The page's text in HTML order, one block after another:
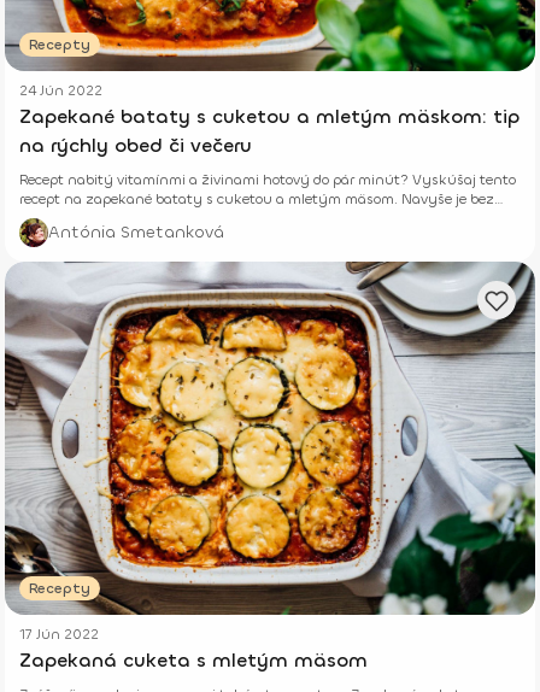
Recepty
24 Jún 2022
Zapekané bataty s cuketou a mletým mäskom: tip
na rýchly obed či večeru
Recept nabitý vitamínmi a živinami hotový do pár minút? Vyskúšaj tento
recept na zapekané bataty s cuketou a mletým mäsom. Navyše je bez
lepku a s nízkym obsahom sacharidov.
Antónia Smetanková
Recepty
17 Jún 2022
Zapekaná cuketa s mletým mäsom